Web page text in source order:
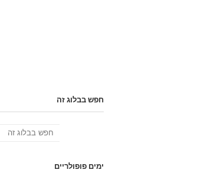
חפש בבלוג זה
ימים פופולריים